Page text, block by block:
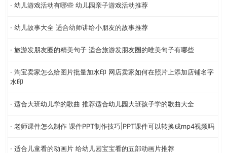
· 幼儿游戏活动有哪些 幼儿园亲子游戏活动推荐
· 幼儿故事大全 适合幼师讲给小朋友的故事推荐
· 旅游发朋友圈的精美句子 适合旅游发朋友圈的唯美句子有哪些
· 淘宝卖家怎么给图片批量加水印 网店卖家如何在照片上添加店铺名字
水印
· 适合大班幼儿学的歌曲 推荐适合幼儿园大班孩子学的歌曲大全
· 老师课件怎么制作 课件PPT制作技巧|PPT课件可以转换成mp4视频吗
· 适合儿童看的动画片 给幼儿园宝宝看的五部动画片推荐